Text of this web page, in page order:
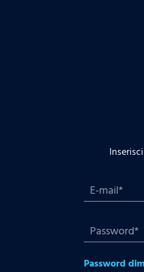
Password